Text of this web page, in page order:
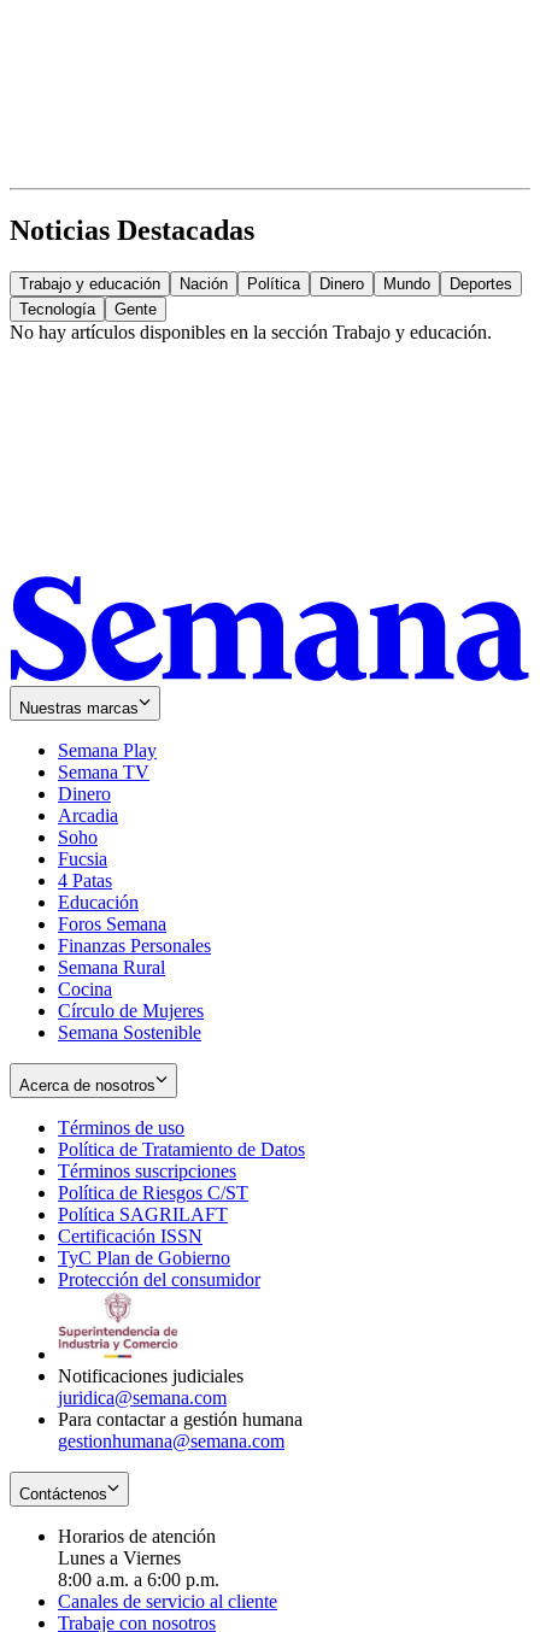
Noticias Destacadas
Trabajo y educación Nación Política Dinero Mundo
Deportes
Tecnología
Gente
No hay artículos disponibles en la sección Trabajo y educación.
Nuestras marcas
Semana Play
Semana TV
Dinero
Arcadia
Soho
in
new
window
Fucsia
in
new
window
4 Patas
Educación
Foros Semana
Finanzas Personales
Semana Rural
Cocina
Círculo de Mujeres
Semana Sostenible
Acerca de nosotros
Términos de uso
in
new
window
Política de Tratamiento de Datos
Términos suscripciones
in
Política de Riesgos C/ST
Política SAGRILAFT
new
window
Certificación ISSN
in
new
TyC Plan de Gobierno
in
Protección del consumidorOpens
Notificaciones judiciales
juridica@semana.com
Para contactar a gestión humana
gestionhumana@semana.com
Contáctenos
Horarios de atención
Lunes a Viernes
8:00 a.m. a 6:00 p.m.
Canales de servicio al cliente
Trabaje con nosotros